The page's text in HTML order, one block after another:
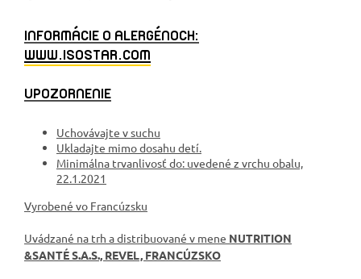
INFORMÁCIE O ALERGÉNOCH:
WWW.ISOSTAR.COM
UPOZORNENIE
Uchovávajte v suchu
Ukladajte mimo dosahu detí.
Minimálna trvanlivosť do: uvedené z vrchu obalu,
22.1.2021
Vyrobené vo Francúzsku
Uvádzané na trh a distribuované v mene NUTRITION
&SANTÉ S.A.S., REVEL, FRANCÚZSKO